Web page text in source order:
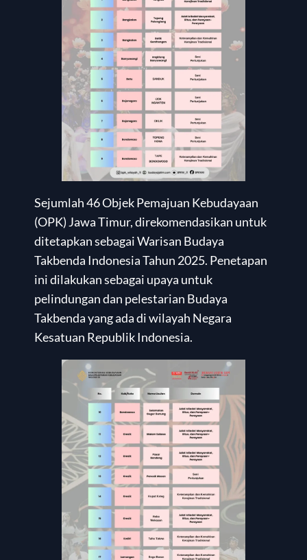
Sejumlah 46 Objek Pemajuan Kebudayaan
(OPK) Jawa Timur, direkomendasikan untuk
ditetapkan sebagai Warisan Budaya
Takbenda Indonesia Tahun 2025. Penetapan
ini dilakukan sebagai upaya untuk
pelindungan dan pelestarian Budaya
Takbenda yang ada di wilayah Negara
Kesatuan Republik Indonesia.